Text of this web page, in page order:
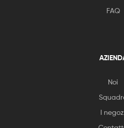
FAQ
Noi
I